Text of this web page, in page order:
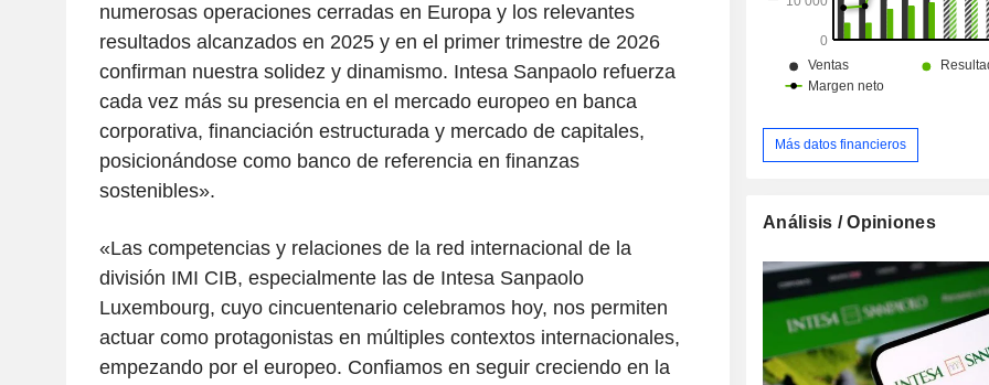
numerosas operaciones cerradas en Europa y los relevantes
resultados alcanzados en 2025 y en el primer trimestre de 2026
confirman nuestra solidez y dinamismo. Intesa Sanpaolo refuerza
cada vez más su presencia en el mercado europeo en banca
corporativa, financiación estructurada y mercado de capitales,
posicionándose como banco de referencia en finanzas
sostenibles».
«Las competencias y relaciones de la red internacional de la
división IMI CIB, especialmente las de Intesa Sanpaolo
Luxembourg, cuyo cincuentenario celebramos hoy, nos permiten
actuar como protagonistas en múltiples contextos internacionales,
empezando por el europeo. Confiamos en seguir creciendo en la
Más datos financieros
Análisis / Opiniones